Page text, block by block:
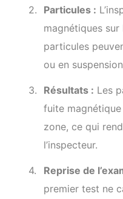
Particules :
magnétiques sur
particules
ou en
Résultats : Les
fuite magnétique
zone, ce qui
l’inspecteur.
Reprise de
premier test ne